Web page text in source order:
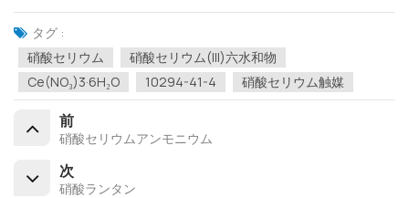
タグ :
硝酸セリウム
硝酸セリウム(III)六水和物
Ce(NO₃)3·6H₂O
10294-41-4 硝酸セリウム触媒
前
硝酸セリウムアンモニウム
次
硝酸ランタン